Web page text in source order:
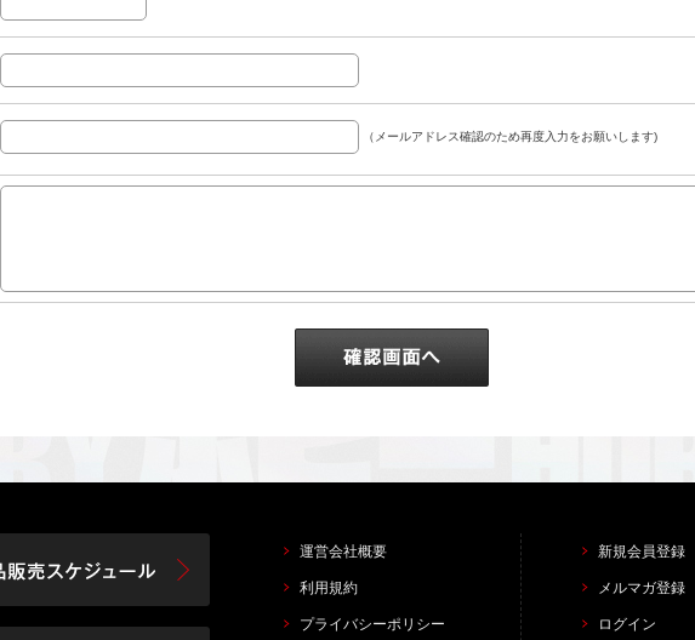
（メールアドレス確認のため再度入力をお願いします)
運営会社概要
利用規約
プライバシーポリシー
新規会員登録
メルマガ登録
ログイン